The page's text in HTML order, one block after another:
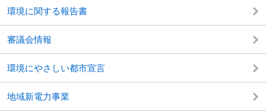
環境に関する報告書
審議会情報
環境にやさしい都市宣言
地域新電力事業